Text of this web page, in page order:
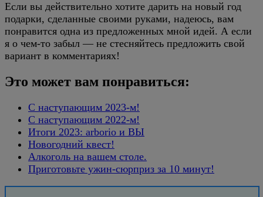
Если вы действительно хотите дарить на новый год
подарки, сделанные своими руками, надеюсь, вам
понравится одна из предложенных мной идей. А если
я о чем-то забыл — не стесняйтесь предложить свой
вариант в комментариях!
Это может вам понравиться:
С наступающим 2023-м!
С наступающим 2022-м!
Итоги 2023: arborio и ВЫ
Новогодний квест!
Алкоголь на вашем столе.
Приготовьте ужин-сюрприз за 10 минут!